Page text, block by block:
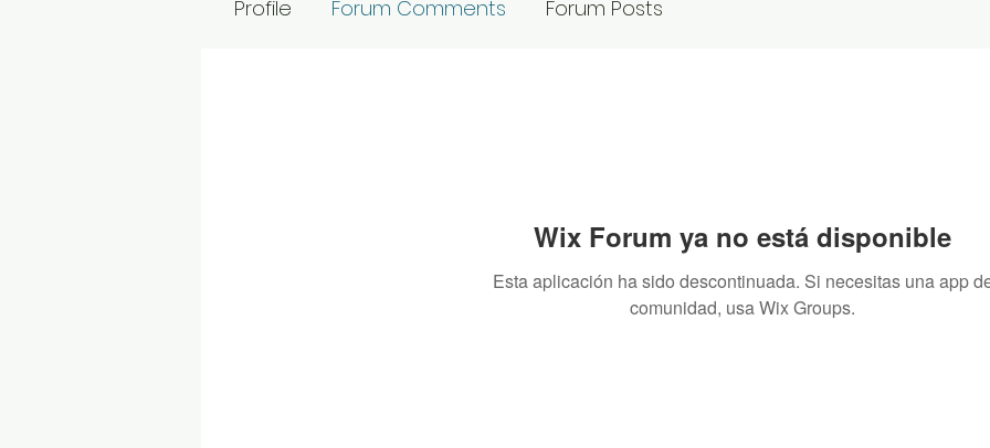
Wix Forum ya no está disponible
Esta aplicación ha sido descontinuada. Si necesitas una app
comunidad, usa Wix Groups.
Profile Forum Comments Forum Posts